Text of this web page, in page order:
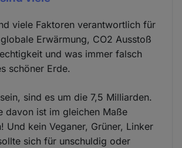
viele Faktoren verantwortlich für
Erwärmung, CO2 Ausstoß
und was immer falsch
schöner Erde.
sind es um die 7,5 Milliarden.
davon ist im gleichen Maße
Und kein Veganer, Grüner, Linker
sich für unschuldig oder